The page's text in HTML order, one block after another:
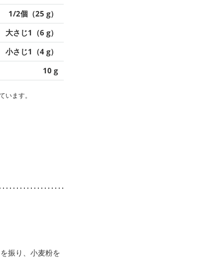
1/2個（25 g）
大さじ1（6 g）
小さじ1（4 g）
10 g
ます。
振り、小麦粉を